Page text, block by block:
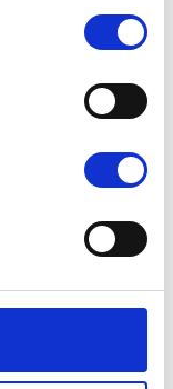
e
tecnologica” si
economico e
sulla società e